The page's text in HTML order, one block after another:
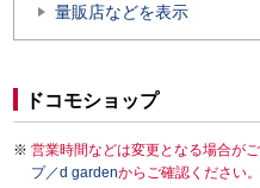
量販店などを表示
ドコモショップ
営業時間などは変更となる場合が
プ／d gardenからご確認ください。